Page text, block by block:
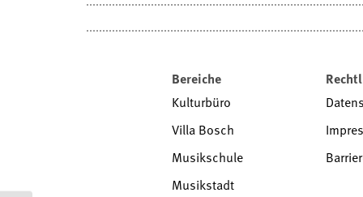
Bereiche
Kulturbüro
Villa Bosch
Musikschule
Musikstadt